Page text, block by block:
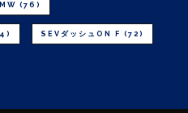
(76)
SEVダッシュON F (72)